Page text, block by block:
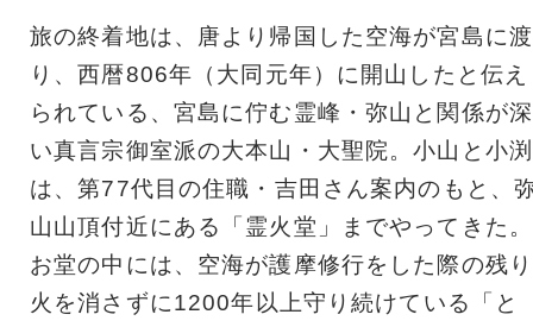
旅の終着地は、唐より帰国した空海が宮島に渡
り、西暦806年（大同元年）に開山したと伝え
られている、宮島に佇む霊峰・弥山と関係が深
い真言宗御室派の大本山・大聖院。小山と小渕
は、第77代目の住職・吉田さん案内のもと、
山山頂付近にある「霊火堂」までやってきた。
お堂の中には、空海が護摩修行をした際の残り
火を消さずに1200年以上守り続けている「と